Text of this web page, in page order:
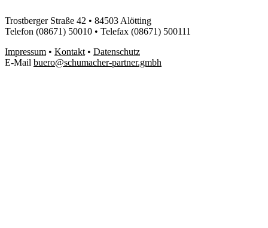
Trostberger Straße 42 • 84503 Alötting
Telefon (08671) 50010 • Telefax (08671) 500111
Impressum • Kontakt • Datenschutz
E-Mail buero@schumacher-partner.gmbh